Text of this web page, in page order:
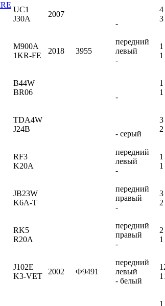
UC1
J30A
2007
-
4
3
M900A
1KR-FE
2018 3955
передний
левый
-
B44W
BR06
-
TDA4W
J24B
- серый
3
RF3
K20A
передний
левый
-
JB23W
K6A-T
передний
правый
-
3
RK5
R20A
передний
правый
-
J102E
K3-VET
2002 Ф9491
передний
левый
- белый